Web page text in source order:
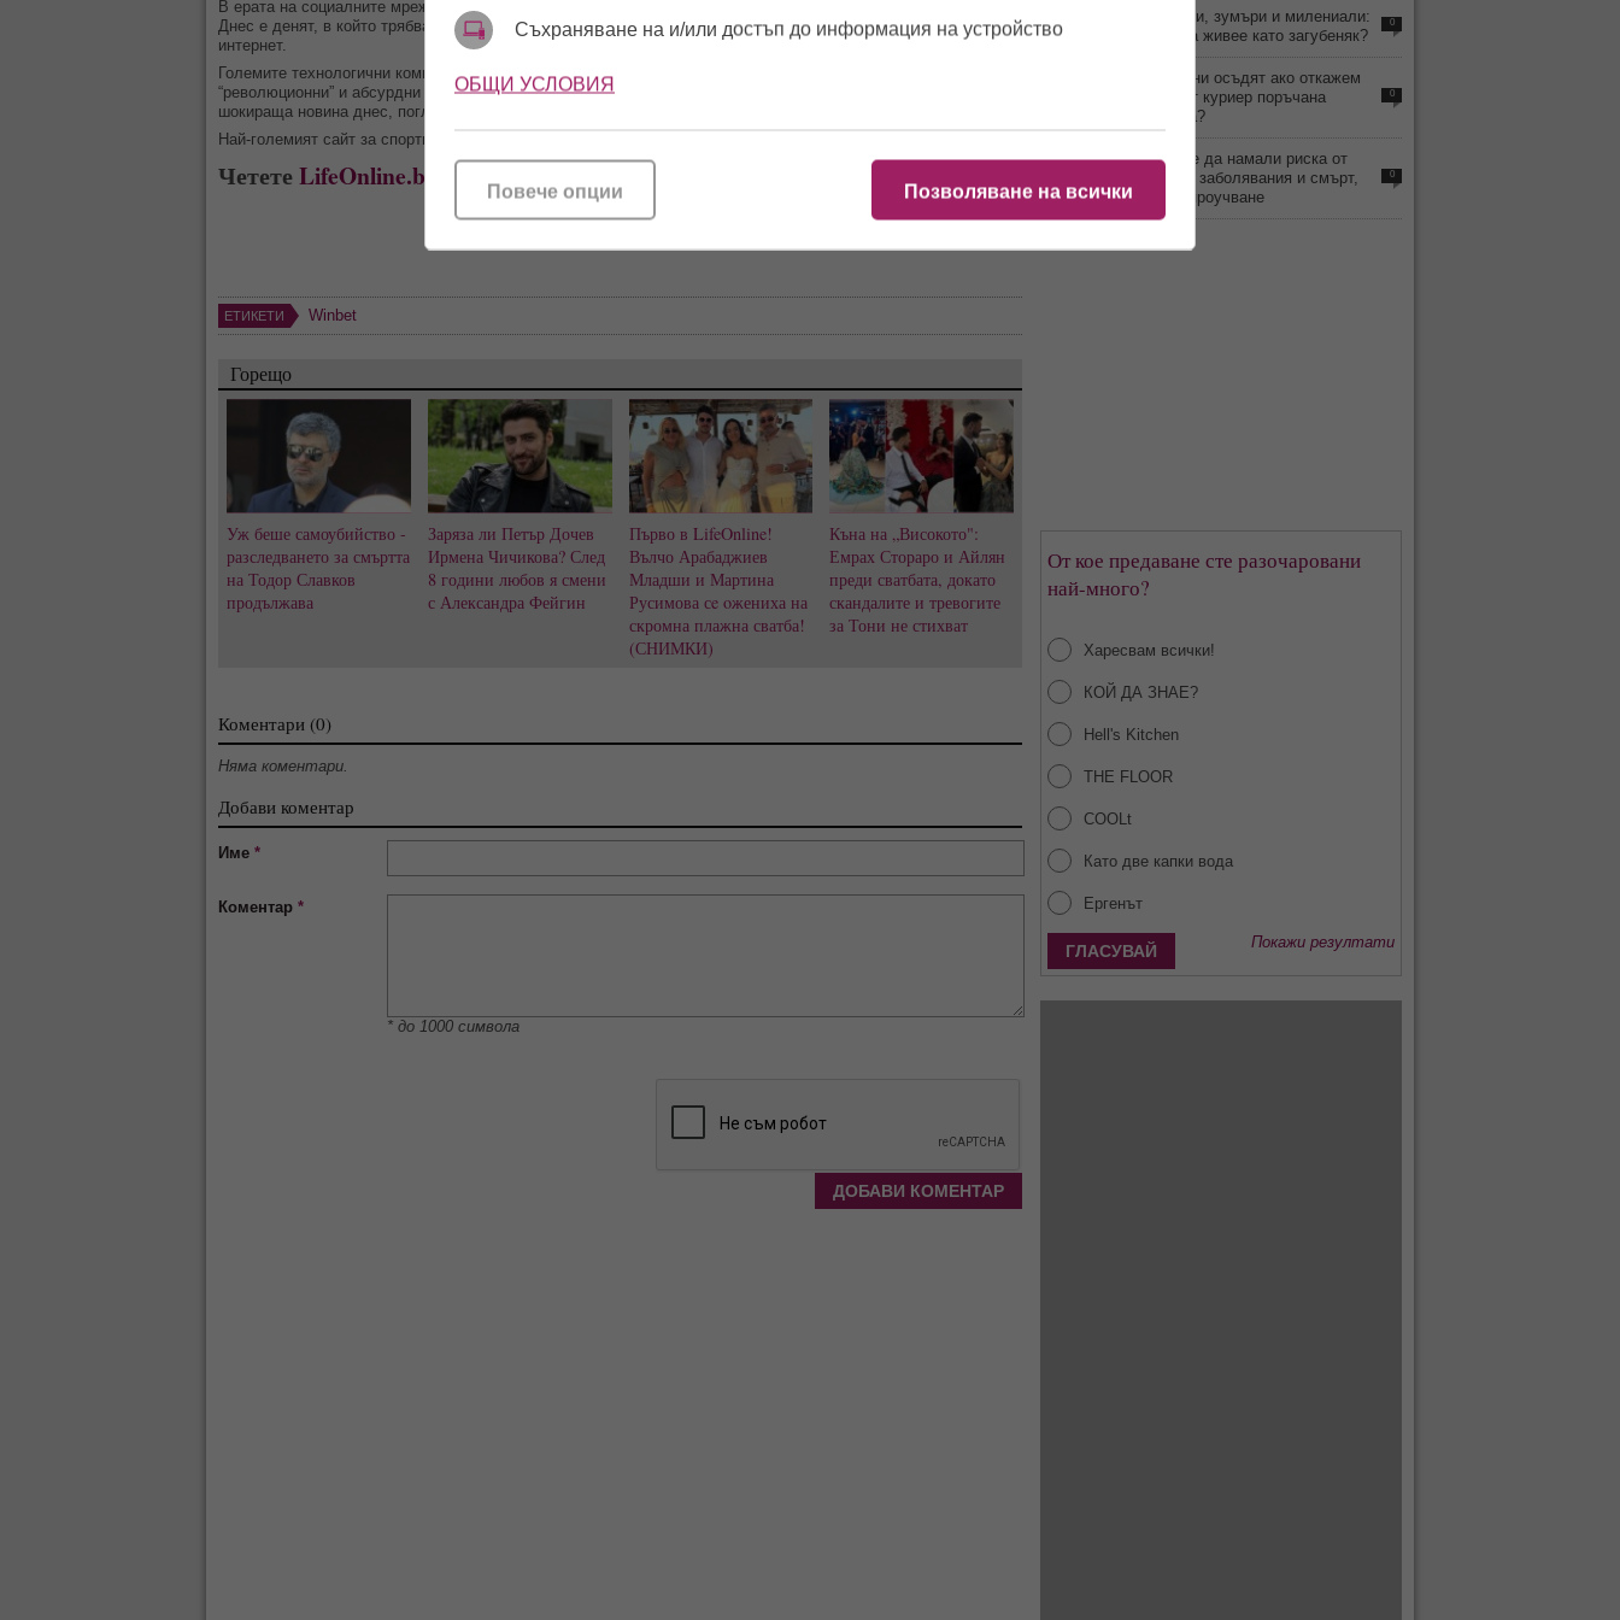
В ерата на социалните мрежи и изкуствения интелект Денят на шегата придобива съвсем нови измерения.
Днес е денят, в който трябва да подлагаме под съмнение всяко сензационно заглавие, което срещнем в
интернет.
Големите технологични компании и световните брандове традиционно се надпреварват да представят
“революционни” и абсурдни продукти, които всъщност не съществуват. Така че, преди да споделите някоя
шокираща новина днес, погледнете календара - най-вероятно просто се опитват да ви “вържат”.
Най-големият сайт за спортни залози напомня, че отговорната и разумна игра са препоръчителни.
ЧететеLifeOnline.bg където ви е удобно Instagram Facebook
ЕТИКЕТИ Winbet
Горещо
Уж беше самоубийство -
разследването за смъртта
на Тодор Славков
продължава
Заряза ли Петър Дочев
Ирмена Чичикова? След
8 години любов я смени
с Александра Фейгин
Първо в LifeOnline!
Вълчо Арабаджиев
Младши и Мартина
Русимова сe oжениха на
скромна плажна сватба!
(СНИМКИ)
Къна на „Високото":
Емрах Стораро и Айлян
преди сватбата, докато
скандалите и тревогите
за Тони не стихват
Коментари (0)
Няма коментари.
Добави коментар
Име *
Коментар *
* до 1000 символа
Бейби бумъри, зумъри и милениали:
Кой наистина живее като загубеняк?
0
Може ли да ни осъдят ако откажем
да вземем от куриер поръчана
онлайн стока?
0
11:41
Кафето може да намали риска от
чернодробни заболявания и смърт,
установява проучване
0
От кое предаване сте разочаровани
най-много?
Харесвам всички!
КОЙ ДА ЗНАЕ?
Hell's Kitchen
THE FLOOR
COOLt
Като две капки вода
Ергенът
Покажи резултати
Съхраняване на и/или достъп до информация на устройство
ОБЩИ УСЛОВИЯ
Позволяване на всички
Повече опции